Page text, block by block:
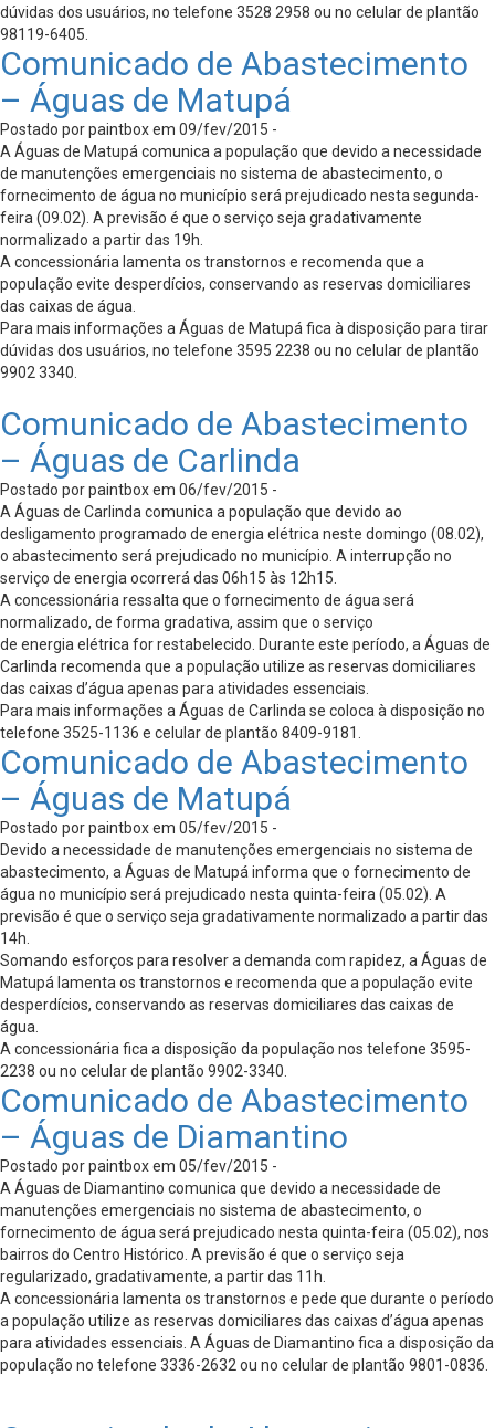
dúvidas dos usuários, no telefone 3528 2958 ou no celular de plantão
98119-6405.
Comunicado de Abastecimento
– Águas de Matupá
Postado por paintbox em 09/fev/2015 -
A Águas de Matupá comunica a população que devido a necessidade
de manutenções emergenciais no sistema de abastecimento, o
fornecimento de água no município será prejudicado nesta segunda-
feira (09.02). A previsão é que o serviço seja gradativamente
normalizado a partir das 19h.
A concessionária lamenta os transtornos e recomenda que a
população evite desperdícios, conservando as reservas domiciliares
das caixas de água.
Para mais informações a Águas de Matupá fica à disposição para tirar
dúvidas dos usuários, no telefone 3595 2238 ou no celular de plantão
9902 3340.
Comunicado de Abastecimento
– Águas de Carlinda
Postado por paintbox em 06/fev/2015 -
A Águas de Carlinda comunica a população que devido ao
desligamento programado de energia elétrica neste domingo (08.02),
o abastecimento será prejudicado no município. A interrupção no
serviço de energia ocorrerá das 06h15 às 12h15.
A concessionária ressalta que o fornecimento de água será
normalizado, de forma gradativa, assim que o serviço
de energia elétrica for restabelecido. Durante este período, a Águas de
Carlinda recomenda que a população utilize as reservas domiciliares
das caixas d’água apenas para atividades essenciais.
Para mais informações a Águas de Carlinda se coloca à disposição no
telefone 3525-1136 e celular de plantão 8409-9181.
Comunicado de Abastecimento
– Águas de Matupá
Postado por paintbox em 05/fev/2015 -
Devido a necessidade de manutenções emergenciais no sistema de
abastecimento, a Águas de Matupá informa que o fornecimento de
água no município será prejudicado nesta quinta-feira (05.02). A
previsão é que o serviço seja gradativamente normalizado a partir das
14h.
Somando esforços para resolver a demanda com rapidez, a Águas de
Matupá lamenta os transtornos e recomenda que a população evite
desperdícios, conservando as reservas domiciliares das caixas de
água.
A concessionária fica a disposição da população nos telefone 3595-
2238 ou no celular de plantão 9902-3340.
Comunicado de Abastecimento
– Águas de Diamantino
Postado por paintbox em 05/fev/2015 -
A Águas de Diamantino comunica que devido a necessidade de
manutenções emergenciais no sistema de abastecimento, o
fornecimento de água será prejudicado nesta quinta-feira (05.02), nos
bairros do Centro Histórico. A previsão é que o serviço seja
regularizado, gradativamente, a partir das 11h.
A concessionária lamenta os transtornos e pede que durante o período
a população utilize as reservas domiciliares das caixas d’água apenas
para atividades essenciais. A Águas de Diamantino fica a disposição da
população no telefone 3336-2632 ou no celular de plantão 9801-0836.